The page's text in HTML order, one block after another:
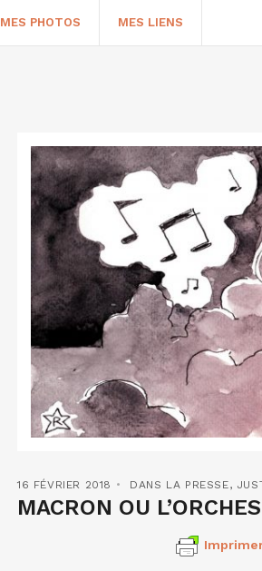
MES PHOTOS MES LIENS
16 FÉVRIER 2018 DANS LA PRESSE,
MACRON OU